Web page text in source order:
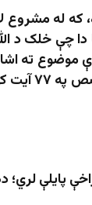
که له
چې خلک د
٦١ ؛ نحل : ٨ –
پايلې